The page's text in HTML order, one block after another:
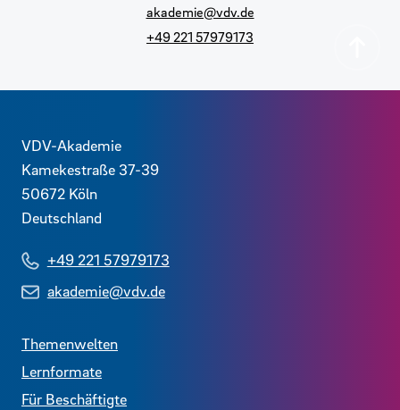
akademie@vdv.de
+49 221 57979173
Kontaktdaten und weitere Links
VDV-Akademie
Kamekestraße 37-39
50672 Köln
Deutschland
+49 221 57979173
akademie@vdv.de
Themenwelten
Lernformate
Für Beschäftigte